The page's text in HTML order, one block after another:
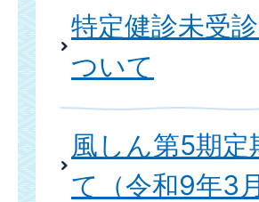
特定健診未受
ついて
風しん第5期
て（令和9年3